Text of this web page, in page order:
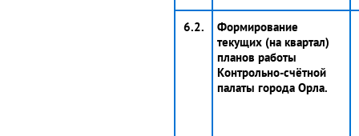
6.2.
Формирование
текущих (на квартал)
планов работы
Контрольно-счётной
палаты города Орла.